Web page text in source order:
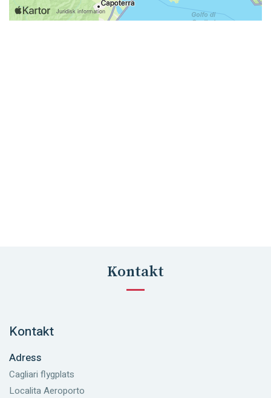
Kontakt
Kontakt
Adress
Cagliari flygplats
Localita Aeroporto